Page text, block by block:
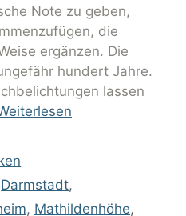
Note zu geben,
die
ergänzen. Die
hundert Jahre.
lassen
Darmstadt,
, Mathildenhöhe,